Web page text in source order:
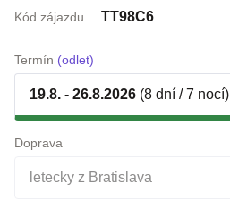
Kód zájazdu TT98C6
Termín (odlet)
19.8. - 26.8.2026 (8 dní / 7 nocí)
Doprava
letecky z Bratislava